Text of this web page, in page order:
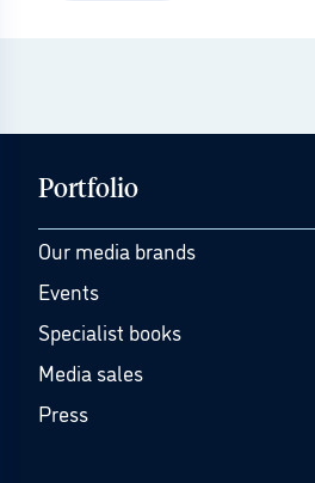
Portfolio
Our media brands
Events
Specialist books
Media sales
Press